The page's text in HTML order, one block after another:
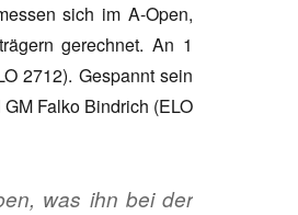
sich im A-Open,
gerechnet. An 1
2712). Gespannt sein
Falko Bindrich (ELO
was ihn bei der